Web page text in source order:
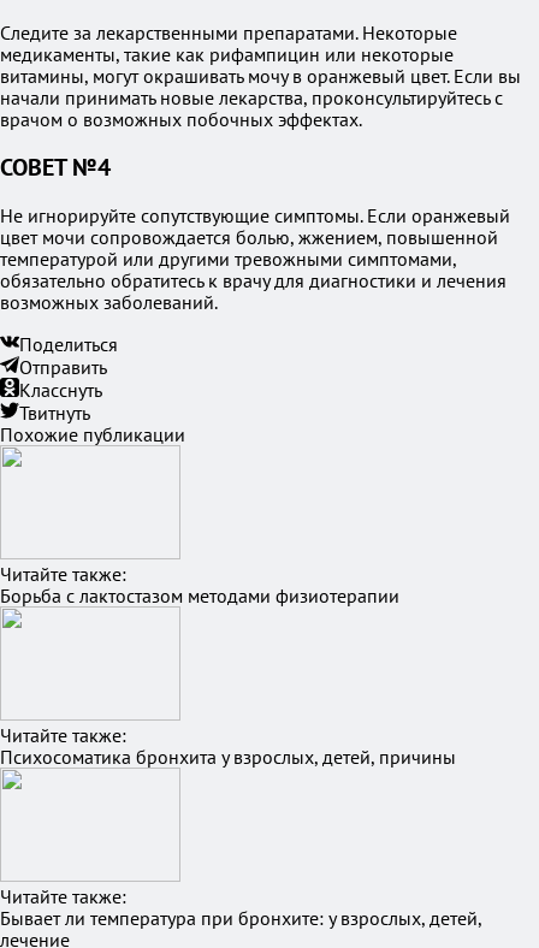
Следите за лекарственными препаратами. Некоторые
медикаменты, такие как рифампицин или некоторые
витамины, могут окрашивать мочу в оранжевый цвет. Если вы
начали принимать новые лекарства, проконсультируйтесь с
врачом о возможных побочных эффектах.
СОВЕТ №4
Не игнорируйте сопутствующие симптомы. Если оранжевый
цвет мочи сопровождается болью, жжением, повышенной
температурой или другими тревожными симптомами,
обязательно обратитесь к врачу для диагностики и лечения
возможных заболеваний.
Поделиться
Отправить
Класснуть
Твитнуть
Похожие публикации
Читайте также:
Борьба с лактостазом методами физиотерапии
Читайте также:
Психосоматика бронхита у взрослых, детей, причины
Читайте также:
Бывает ли температура при бронхите: у взрослых, детей,
лечение